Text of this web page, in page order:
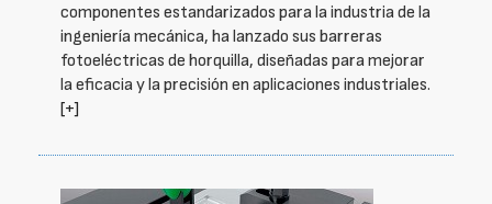
componentes estandarizados para la industria de la
ingeniería mecánica, ha lanzado sus barreras
fotoeléctricas de horquilla, diseñadas para mejorar
la eficacia y la precisión en aplicaciones industriales.
[+]